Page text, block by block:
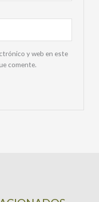
y web en este
comente.